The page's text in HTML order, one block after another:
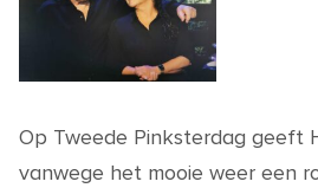
Op Tweede Pinksterdag geeft
vanwege het mooie weer een